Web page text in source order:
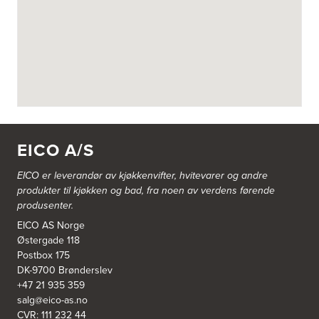
Aurland Elektriske AS
Odden 10 A
Tel.:57-633463
Bekkestua kjøkkenstudio as
Gamle Ringeriksvei 32
1357 Bekkestua
Tel.:99228877
Bergen Kjøkkensenter A/S
Hellevegen 228
5039 Bergen
Tel.:55-395060
EICO A/S
EICO er leverandør av kjøkkenvifter, hvitevarer og andre
produkter til kjøkken og bad, fra noen av verdens førende
produsenter.
EICO AS Norge
Østergade 118
Postbox 175
DK-9700 Brønderslev
+47 21 935 359
salg@eico-as.no
CVR: 111 232 44